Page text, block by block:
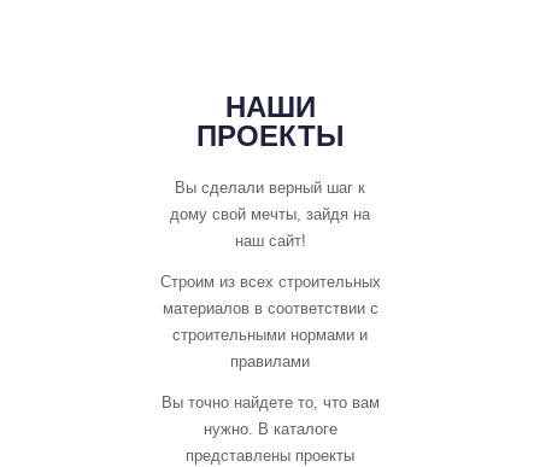
НАШИ
ПРОЕКТЫ
Вы сделали верный шаг к
дому свой мечты, зайдя на
наш сайт!
Строим из всех строительных
материалов в соответствии с
строительными нормами и
правилами
Вы точно найдете то, что вам
нужно. В каталоге
представлены проекты